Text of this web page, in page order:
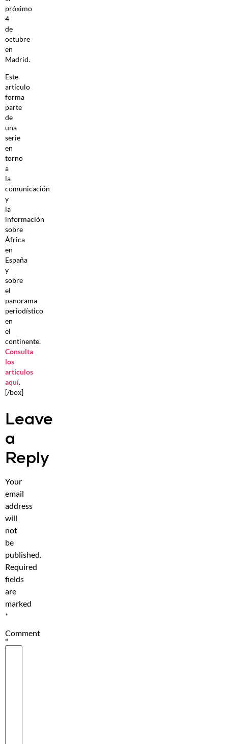
próximo
4
de
octubre
en
Madrid.
Este
artículo
forma
parte
de
una
serie
en
torno
a
la
comunicación
y
la
información
sobre
África
en
España
y
sobre
el
panorama
periodístico
en
el
continente.
Consulta
los
artículos
aquí.
[/box]
Leave
a
Reply
Your
email
address
will
not
be
published.
Required
fields
are
marked
*
Comment
*